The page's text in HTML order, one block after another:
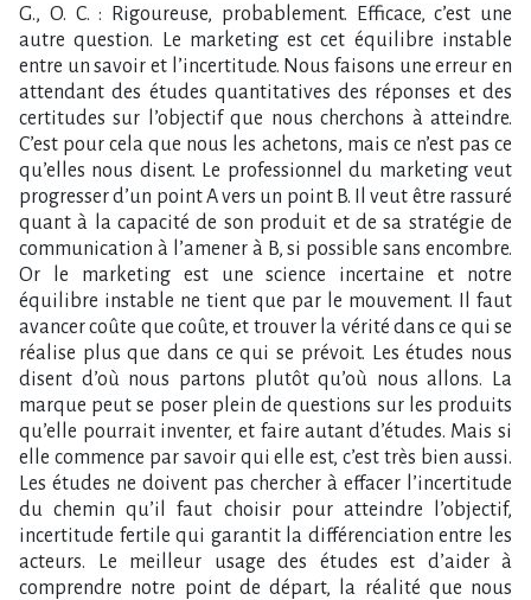
G., O. C. : Rigoureuse, probablement. Efficace, c’est une
autre question. Le marketing est cet équilibre instable
entre un savoir et l’incertitude. Nous faisons une erreur en
attendant des études quantitatives des réponses et des
certitudes sur l’objectif que nous cherchons à atteindre.
C’est pour cela que nous les achetons, mais ce n’est pas ce
qu’elles nous disent. Le professionnel du marketing veut
progresser d’un point A vers un point B. Il veut être rassuré
quant à la capacité de son produit et de sa stratégie de
communication à l’amener à B, si possible sans encombre.
Or le marketing est une science incertaine et notre
équilibre instable ne tient que par le mouvement. Il faut
avancer coûte que coûte, et trouver la vérité dans ce qui se
réalise plus que dans ce qui se prévoit. Les études nous
disent d’où nous partons plutôt qu’où nous allons. La
marque peut se poser plein de questions sur les produits
qu’elle pourrait inventer, et faire autant d’études. Mais si
elle commence par savoir qui elle est, c’est très bien aussi.
Les études ne doivent pas chercher à effacer l’incertitude
du chemin qu’il faut choisir pour atteindre l’objectif,
incertitude fertile qui garantit la différenciation entre les
acteurs. Le meilleur usage des études est d’aider à
comprendre notre point de départ, la réalité que nous